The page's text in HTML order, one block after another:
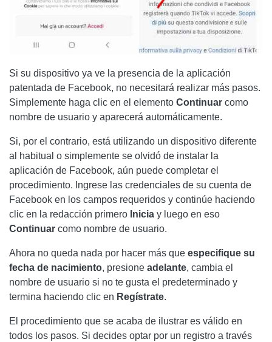
Si su dispositivo ya ve la presencia de la aplicación
patentada de Facebook, no necesitará realizar más pasos.
Simplemente haga clic en el elemento Continuar como
nombre de usuario y aparecerá automáticamente.
Si, por el contrario, está utilizando un dispositivo diferente
al habitual o simplemente se olvidó de instalar la
aplicación de Facebook, aún puede completar el
procedimiento. Ingrese las credenciales de su cuenta de
Facebook en los campos requeridos y continúe haciendo
clic en la redacción primero Inicia y luego en eso
Continuar como nombre de usuario.
Ahora no queda nada por hacer más que especifique su
fecha de nacimiento, presione adelante, cambia el
nombre de usuario si no te gusta el predeterminado y
termina haciendo clic en Regístrate.
El procedimiento que se acaba de ilustrar es válido en
todos los pasos. Si decides optar por un registro a través